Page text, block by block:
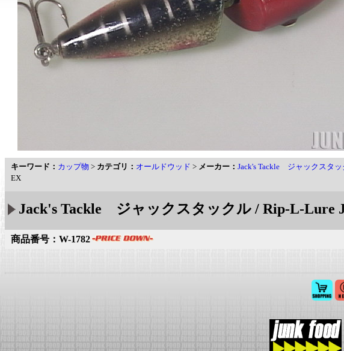
キーワード： カップ物 > カテゴリ： オールドウッド > メーカー： Jack's Tackle ジャックスタッ
EX
Jack's Tackle ジャックスタックル / Rip-L-
商品番号：W-1782